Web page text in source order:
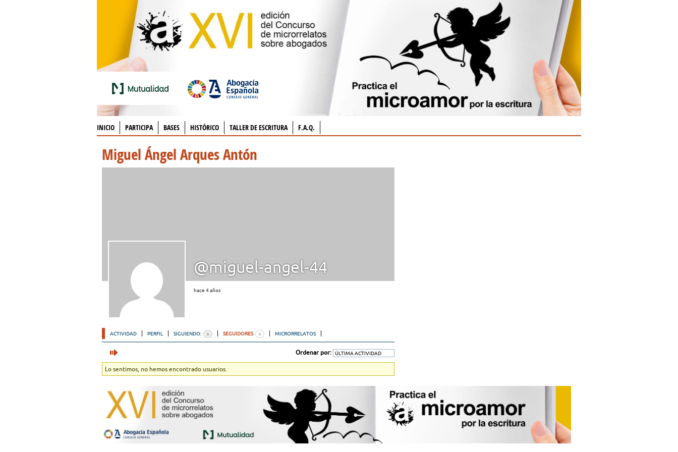
INICIO PARTICIPA BASES HISTÓRICO TALLER DE ESCRITURA F.A.Q.
Miguel Ángel Arques Antón
@miguel-angel-44
hace 4 años
ACTIVIDAD PERFIL SIGUIENDO: 0 SEGUIDORES 0 MICRORRELATOS
Ordenar por:
Lo sentimos, no hemos encontrado usuarios.